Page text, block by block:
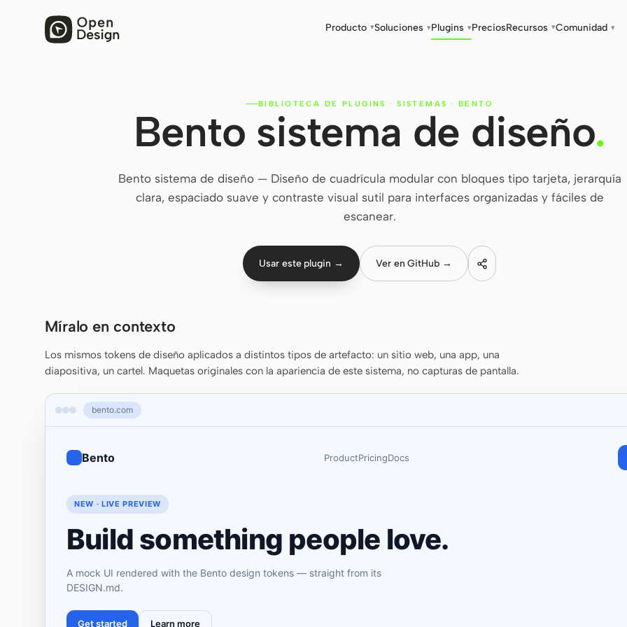
Producto ▾Soluciones ▾Plugins ▾PreciosRecursos ▾Comunidad ▾
BIBLIOTECA DE PLUGINS · SISTEMAS · BENTO
Bento sistema de diseño.
Bento sistema de diseño — Diseño de cuadrícula modular con bloques tipo tarjeta, jerarquía
clara, espaciado suave y contraste visual sutil para interfaces organizadas y fáciles de
escanear.
Usar este plugin → Ver en GitHub →
Míralo en contexto
Los mismos tokens de diseño aplicados a distintos tipos de artefacto: un sitio web, una app, una
diapositiva, un cartel. Maquetas originales con la apariencia de este sistema, no capturas de pantalla.
bento.com
Bento ProductPricingDocs
NEW · LIVE PREVIEW
Build something people love.
A mock UI rendered with the Bento design tokens — straight from its
DESIGN.md.
Get started Learn more